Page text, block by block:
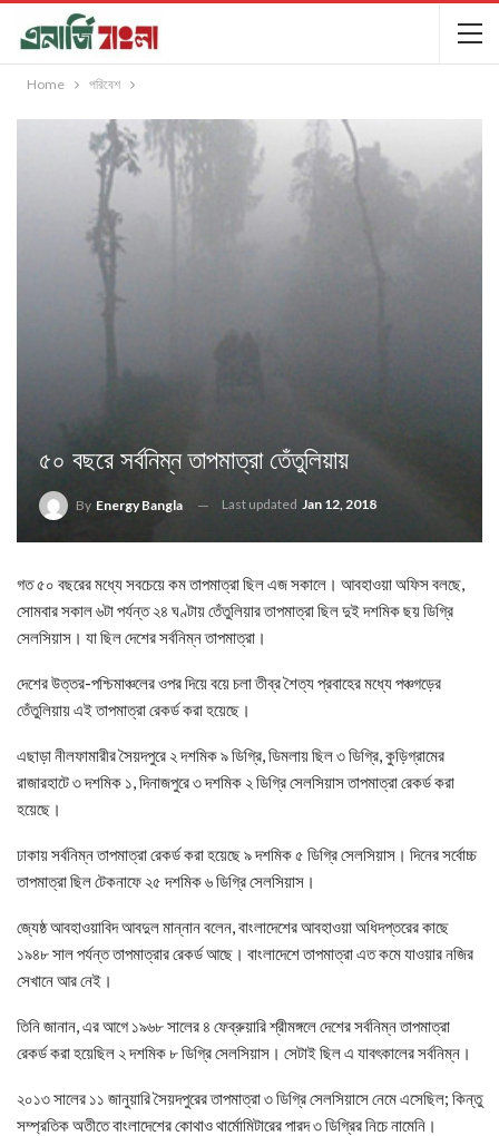
Home পরিবেশ
৫০ বছরে সর্বনিম্ন তাপমাত্রা তেঁতুলিয়ায়
By Energy Bangla Last updated Jan 12, 2018
গত ৫০ বছরের মধ্যে সবচেয়ে কম তাপমাত্রা ছিল এজ সকালে। আবহাওয়া অফিস বলছে,
সোমবার সকাল ৬টা পর্যন্ত ২৪ ঘণ্টায় তেঁতুলিয়ার তাপমাত্রা ছিল দুই দশমিক ছয় ডিগ্রি
সেলসিয়াস। যা ছিল দেশের সর্বনিম্ন তাপমাত্রা।
দেশের উত্তর-পশ্চিমাঞ্চলের ওপর দিয়ে বয়ে চলা তীব্র শৈত্য প্রবাহের মধ্যে পঞ্চগড়ের
তেঁতুলিয়ায় এই তাপমাত্রা রেকর্ড করা হয়েছে।
এছাড়া নীলফামারীর সৈয়দপুরে ২ দশমিক ৯ ডিগ্রি, ডিমলায় ছিল ৩ ডিগ্রি, কুড়িগ্রামের
রাজারহাটে ৩ দশমিক ১, দিনাজপুরে ৩ দশমিক ২ ডিগ্রি সেলসিয়াস তাপমাত্রা রেকর্ড করা
হয়েছে।
ঢাকায় সর্বনিম্ন তাপমাত্রা রেকর্ড করা হয়েছে ৯ দশমিক ৫ ডিগ্রি সেলসিয়াস। দিনের সর্বোচ্চ
তাপমাত্রা ছিল টেকনাফে ২৫ দশমিক ৬ ডিগ্রি সেলসিয়াস।
জ্যেষ্ঠ আবহাওয়াবিদ আবদুল মান্নান বলেন, বাংলাদেশের আবহাওয়া অধিদপ্তরের কাছে
১৯৪৮ সাল পর্যন্ত তাপমাত্রার রেকর্ড আছে। বাংলাদেশে তাপমাত্রা এত কমে যাওয়ার নজির
সেখানে আর নেই।
তিনি জানান, এর আগে ১৯৬৮ সালের ৪ ফেব্রুয়ারি শ্রীমঙ্গলে দেশের সর্বনিম্ন তাপমাত্রা
রেকর্ড করা হয়েছিল ২ দশমিক ৮ ডিগ্রি সেলসিয়াস। সেটাই ছিল এ যাবৎকালের সর্বনিম্ন।
২০১৩ সালের ১১ জানুয়ারি সৈয়দপুরের তাপমাত্রা ৩ ডিগ্রি সেলসিয়াসে নেমে এসেছিল; কিন্তু
সম্প্রতিক অতীতে বাংলাদেশের কোথাও থার্মোমিটারের পারদ ৩ ডিগ্রির নিচে নামেনি।